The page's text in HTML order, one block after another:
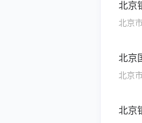
北京
北京
北京
北京